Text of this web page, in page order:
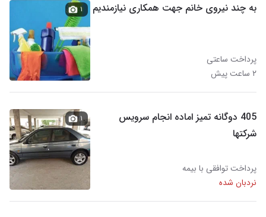
به چند نیروی خانم جهت همکاری نیازمندیم
پرداخت ساعتی
۲ ساعت پیش
۱
405 دوگانه تمیز اماده انجام سرویس
شرکتها
پرداخت توافقی با بیمه
نردبان شده
۱